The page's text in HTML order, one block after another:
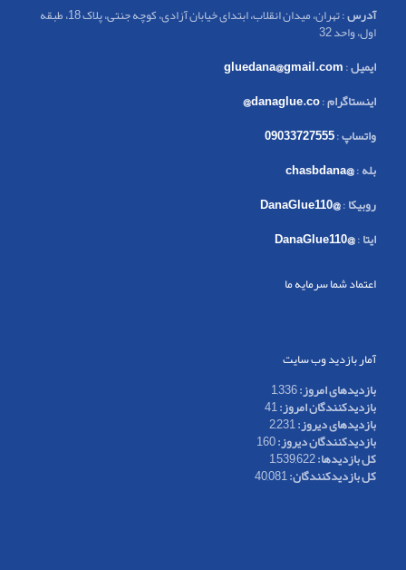
آدرس
: تهران، میدان انقلاب، ابتدای خیابان آزادی، کوچه جنتی، پلاک 18، طبقه
اول، واحد 32
ایمیل:
gluedana@gmail.com
اینستاگرام:
danaglue.co@
واتساپ:
09033727555
بله:
@chasbdana
روبیکا:
@DanaGlue110
ایتا:
@DanaGlue110
اعتماد شما سرمایه ما
آمار بازدید وب سایت
بازدیدهای امروز:1,336
بازدیدکنندگان امروز:41
بازدیدهای دیروز:2,231
بازدیدکنندگان دیروز:160
کل بازدیدها:1,539,622
کل بازدیدکنند‌گان:40,081